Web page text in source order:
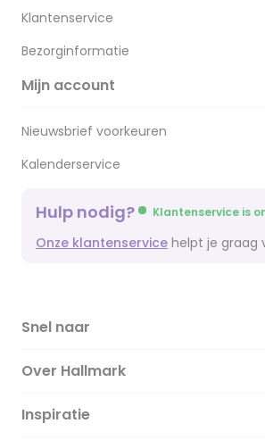
Klantenservice
Bezorginformatie
Mijn account
Nieuwsbrief voorkeuren
Kalenderservice
Hulp nodig? Klantenservice is
Onze klantenservice helpt je graag
Snel naar
Over Hallmark
Over ons
Inspiratie